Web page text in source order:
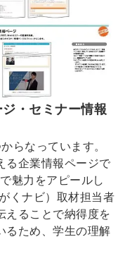
・セミナー情報
らなっています。
る企業情報ページで
魅力をアピールし
くナビ）取材担当者
えることで納得度を
るため、学生の理解